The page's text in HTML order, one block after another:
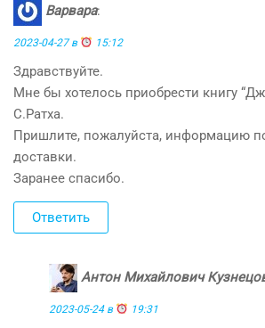
Варвара:
2023-04-27 в 15:12
Здравствуйте.
Мне бы хотелось приобрести книгу
С.Ратха.
Пришлите, пожалуйста, информацию
доставки.
Заранее спасибо.
Ответить
Антон Михайлович
2023-05-24 в 19:31